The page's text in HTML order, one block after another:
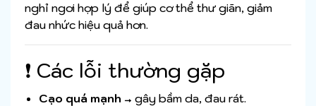
nghỉ ngơi hợp lý để giúp cơ thể thư giãn, giảm
đau nhức hiệu quả hơn.
❗ Các lỗi thường gặp
Cạo quá mạnh → gây bầm da, đau rát.